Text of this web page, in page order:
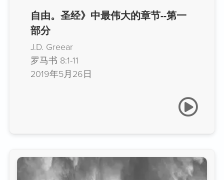
自由。圣经》中最伟大的章节--第一
部分
J.D. Greear
罗马书 8:1-11
2019年5月26日